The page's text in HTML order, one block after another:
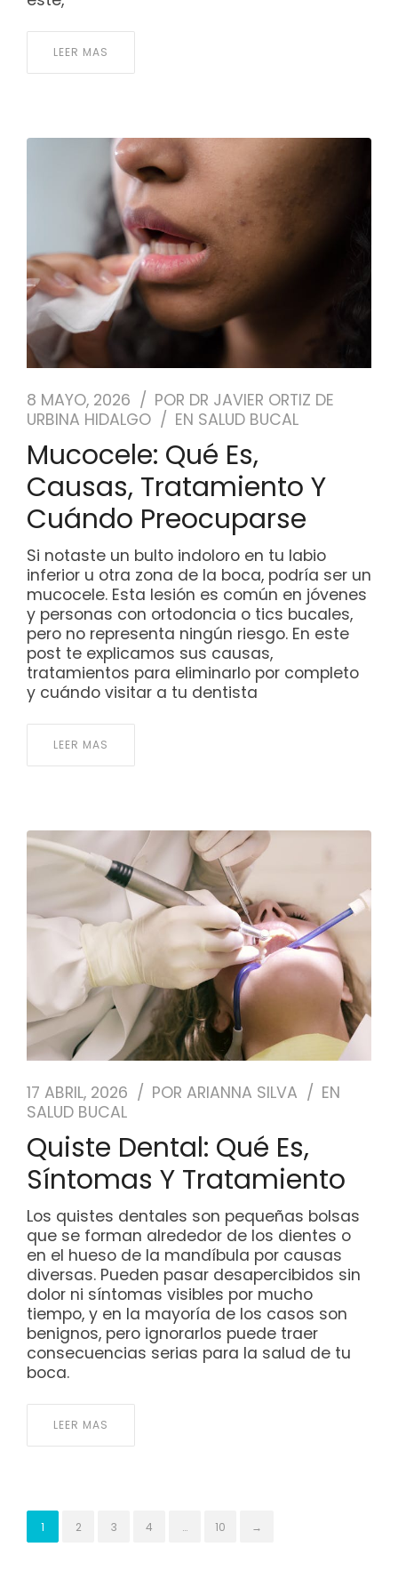
LEER MAS
8 MAYO, 2026 POR DR JAVIER ORTIZ DE
URBINA HIDALGO
EN SALUD BUCAL
Mucocele: Qué Es,
Causas, Tratamiento Y
Cuándo Preocuparse
Si notaste un bulto indoloro en tu labio
inferior u otra zona de la boca, podría ser un
mucocele. Esta lesión es común en jóvenes
y personas con ortodoncia o tics bucales,
pero no representa ningún riesgo. En este
post te explicamos sus causas,
tratamientos para eliminarlo por completo
y cuándo visitar a tu dentista
LEER MAS
17 ABRIL, 2026 POR ARIANNA SILVA
EN
SALUD BUCAL
Quiste Dental: Qué Es,
Síntomas Y Tratamiento
Los quistes dentales son pequeñas bolsas
que se forman alrededor de los dientes o
en el hueso de la mandíbula por causas
diversas. Pueden pasar desapercibidos sin
dolor ni síntomas visibles por mucho
tiempo, y en la mayoría de los casos son
benignos, pero ignorarlos puede traer
consecuencias serias para la salud de tu
boca.
LEER MAS
1 2 3 4 … 10 →